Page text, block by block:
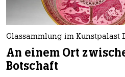
Glassammlung im Kunstpalast
An einem Ort
Botschaft